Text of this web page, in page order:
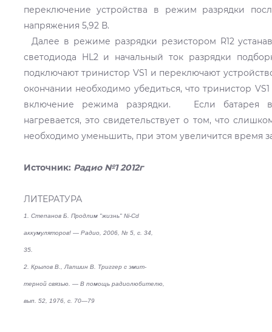
переключение устройства в режим разрядки
напряжения 5,92 В.
Далее в режиме разрядки резистором R12
светодиода HL2 и начальный ток разрядки
подключают тринистор VS1 и переключают
окончании необходимо убедиться, что тринистор
включение режима разрядки. Если батарея
нагревается, это свидетельствует о том, что
необходимо уменьшить, при этом увеличится время
Источник: Радио №1 2012г
ЛИТЕРАТУРА
1. Степанов Б. Продлим "жизнь" Ni-Cd
аккумуляторов! — Радио, 2006, № 5, с. 34,
35.
2. Крылов В., Лапшин В. Триггер с эмит-
терной связью. — В помощь радиолюбителю,
вып. 52, 1976, с. 70—79